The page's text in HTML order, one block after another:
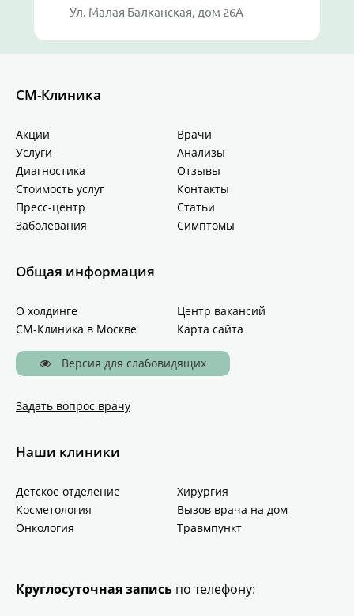
Ул. Малая Балканская, дом 26А
СМ-Клиника
Акции
Врачи
Услуги
Анализы
Диагностика
Отзывы
Стоимость услуг
Контакты
Пресс-центр
Статьи
Заболевания
Симптомы
Общая информация
О холдинге
Центр вакансий
СМ-Клиника в Москве
Карта сайта
Версия для слабовидящих
Задать вопрос врачу
Наши клиники
Детское отделение
Хирургия
Косметология
Вызов врача на дом
Онкология
Травмпункт
Круглосуточная запись по телефону: